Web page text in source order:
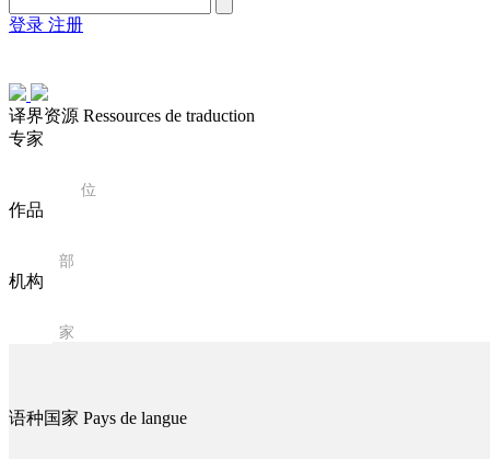
登录 注册
译界资源 Ressources de traduction
专家
位
作品
部
机构
家
语种国家 Pays de langue